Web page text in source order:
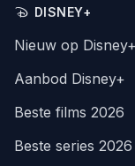
DISNEY+
Nieuw op Disney+
Aanbod Disney+
Beste films 2026
Beste series 2026